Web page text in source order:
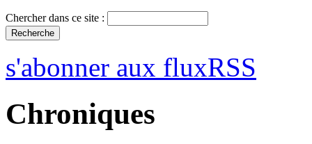
Chercher dans ce site :
s'abonner aux fluxRSS
Chroniques